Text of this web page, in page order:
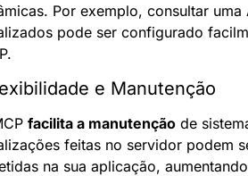
Por exemplo, consultar uma
pode ser configurado
e Manutenção
facilita a manutenção de
feitas no servidor podem
na sua aplicação,